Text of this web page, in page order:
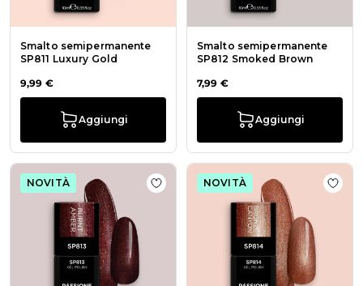
Smalto semipermanente
SP811 Luxury Gold
9,99 €
Aggiungi
Smalto semipermanente
SP812 Smoked Brown
7,99 €
Aggiungi
NOVITÀ Aggiungi alla wishlist Smalto
NOVITÀ